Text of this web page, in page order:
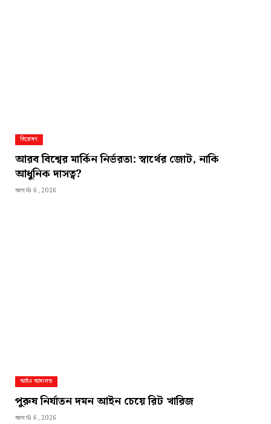
বিশ্লেষণ
আরব বিশ্বের মার্কিন নির্ভরতা: স্বার্থের জোট, নাকি
আধুনিক দাসত্ব?
আগস্ট 6, 2026
আইন আদালত
পুরুষ নির্যাতন দমন আইন চেয়ে রিট খারিজ
আগস্ট 6, 2026